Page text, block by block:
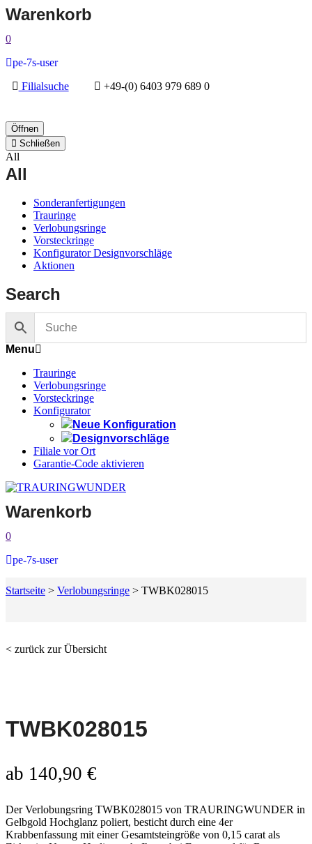
Warenkorb
0
pe-7s-user
Filialsuche
+49-(0) 6403 979 689 0
Öffnen
Schließen
All
All
Sonderanfertigungen
Trauringe
Verlobungsringe
Vorsteckringe
Konfigurator Designvorschläge
Aktionen
Search
Menu
Trauringe
Verlobungsringe
Vorsteckringe
Konfigurator
Neue Konfiguration
Designvorschläge
Filiale vor Ort
Garantie-Code aktivieren
Warenkorb
0
pe-7s-user
Startseite > Verlobungsringe > TWBK028015
< zurück zur Übersicht
TWBK028015
ab 140,90 €
Der Verlobungsring TWBK028015 von TRAURINGWUNDER in
Gelbgold Hochglanz poliert, besticht durch eine 4er
Krabbenfassung mit einer Gesamtsteingröße von 0,15 carat als